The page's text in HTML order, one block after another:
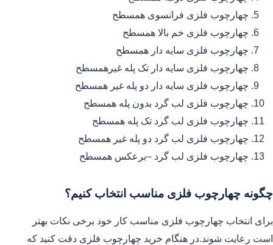
چهارچوب فلزی فرانسوی همسطح
چهارچوب فلزی خم بالا همسطح
چهارچوب فلزی سایه دار همسطح
چهارچوب فلزی سایه دار تک پله غیرهمسطح
چهارچوب فلزی سایه دار دو پله غیر همسطح
چهارچوب فلزی لب گرد بدون پله همسطح
چهارچوب فلزی لب گرد تک پله همسطح
چهارچوب فلزی لب گرد دو پله غیر همسطح
چهارچوب فلزی لب گرد –برعکس همسطح
چگونه چهارچوب فلزی مناسب انتخاب کنیم؟
برای انتخاب چهارچوب فلزی مناسب کار خود برخی نکات بهتر
است رعایت شوند.در هنگام خرید چهارچوب فلزی دقت کنید که